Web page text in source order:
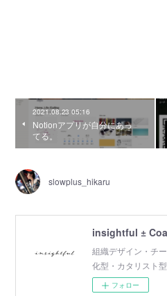
2021.08.23 05:16
Notionアプリが自分にあっ
てる。
slowplus_hikaru
insightful ±
組織デザイン・チ
化型・カタリスト
フォロー